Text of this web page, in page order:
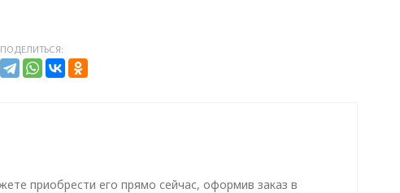
ПОДЕЛИТЬСЯ:
приобрести его прямо сейчас, оформив заказ в